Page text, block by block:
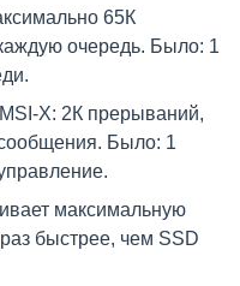
65К
очередь. Было: 1
X: 2К прерываний,
Было: 1
максимальную
быстрее, чем SSD